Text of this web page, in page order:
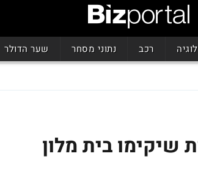
רכב נתוני מסחר שער הדולר
החברות שיקימו בית מלון